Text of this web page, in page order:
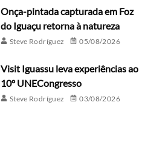
Onça-pintada capturada em Foz
do Iguaçu retorna à natureza
Steve Rodríguez 05/08/2026
Visit Iguassu leva experiências ao
10º UNECongresso
Steve Rodríguez 03/08/2026